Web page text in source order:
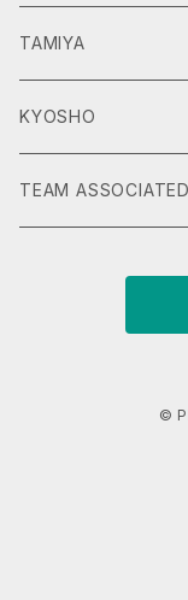
TAMIYA
DT-02
DT-03
KYOSHO
Scorpion
TEAM ASSOCIATED
RC10 CLASSIC
©